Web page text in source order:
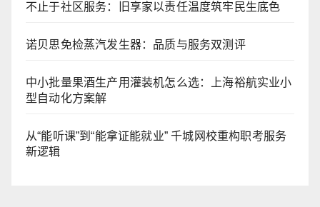
不止于社区服务：旧享家以责任温度筑牢民生底色
诺贝思免检蒸汽发生器：品质与服务双测评
中小批量果酒生产用灌装机怎么选：上海裕航实业小
型自动化方案解
从“能听课”到“能拿证能就业” 千城网校重构职考服务
新逻辑